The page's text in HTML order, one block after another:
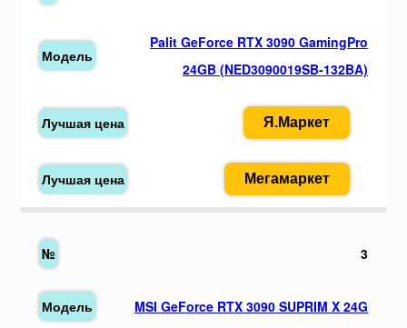
Palit GeForce RTX 3090 GamingPro
24GB (NED3090019SB-132BA)
Я.Маркет
Мегамаркет
3
MSI GeForce RTX 3090 SUPRIM X 24G